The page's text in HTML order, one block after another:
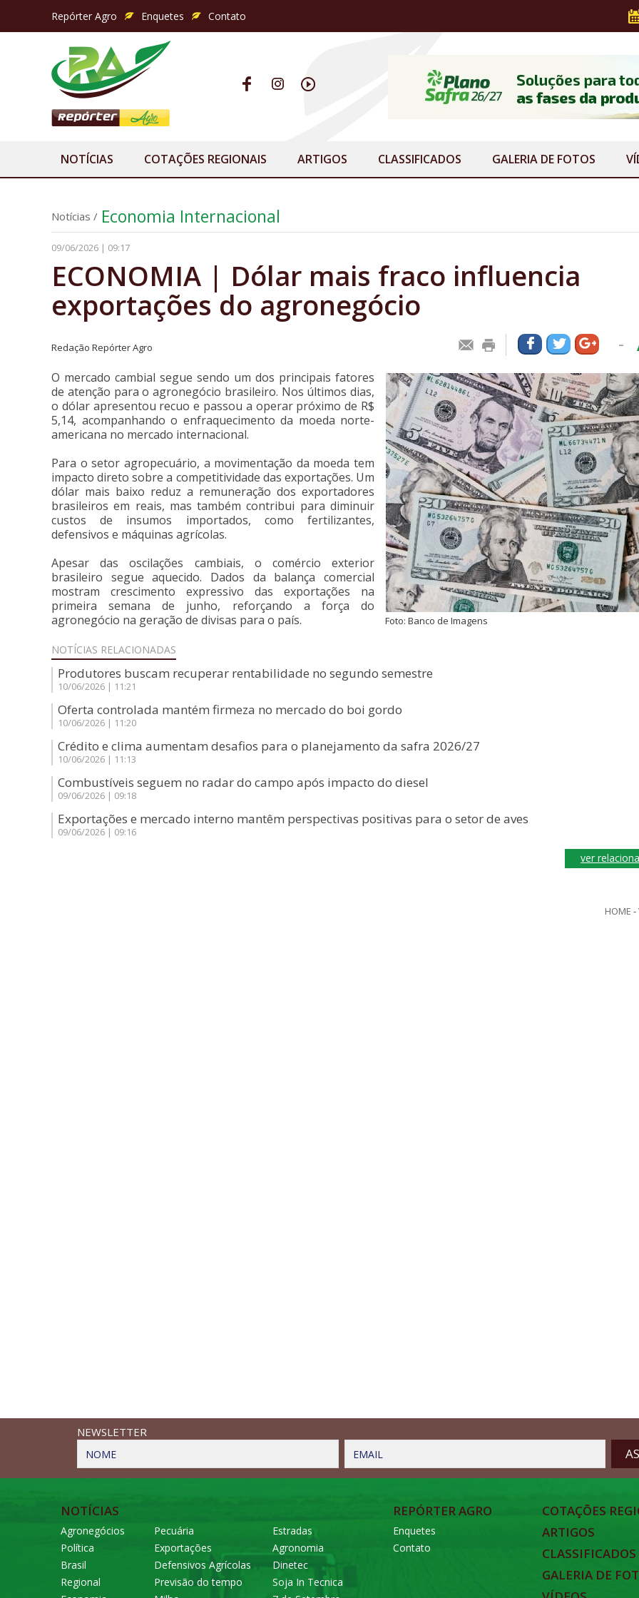
Repórter Agro Enquetes Contato
NOTÍCIAS COTAÇÕES REGIONAIS ARTIGOS CLASSIFICADOS GALERIA DE FOTOS
Notícias / Economia Internacional
09/06/2026 | 09:17
ECONOMIA | Dólar mais fraco influencia
exportações do agronegócio
Redação Repórter Agro -
Foto: Banco de Imagens
O mercado cambial segue sendo um dos principais fatores
de atenção para o agronegócio brasileiro. Nos últimos dias,
o dólar apresentou recuo e passou a operar próximo de R$
5,14, acompanhando o enfraquecimento da moeda norte-
americana no mercado internacional.
Para o setor agropecuário, a movimentação da moeda tem
impacto direto sobre a competitividade das exportações. Um
dólar mais baixo reduz a remuneração dos exportadores
brasileiros em reais, mas também contribui para diminuir
custos de insumos importados, como fertilizantes,
defensivos e máquinas agrícolas.
Apesar das oscilações cambiais, o comércio exterior
brasileiro segue aquecido. Dados da balança comercial
mostram crescimento expressivo das exportações na
primeira semana de junho, reforçando a força do
agronegócio na geração de divisas para o país.
NOTÍCIAS RELACIONADAS
Produtores buscam recuperar rentabilidade no segundo semestre
10/06/2026 | 11:21
Oferta controlada mantém firmeza no mercado do boi gordo
10/06/2026 | 11:20
Crédito e clima aumentam desafios para o planejamento da safra 2026/27
10/06/2026 | 11:13
Combustíveis seguem no radar do campo após impacto do diesel
09/06/2026 | 09:18
Exportações e mercado interno mantêm perspectivas positivas para o setor de aves
09/06/2026 | 09:16
ver
HOME -
NEWSLETTER
NOME EMAIL
NOTÍCIAS
Agronegócios
Política
Brasil
Regional
Pecuária
Exportações
Defensivos Agrícolas
Previsão do tempo
Estradas
Agronomia
Dinetec
Soja In Tecnica
REPÓRTER AGRO
Enquetes
Contato
COTAÇÕES
ARTIGOS
CLASSIFICADOS
GALERIA DE